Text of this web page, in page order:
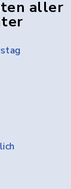
aller